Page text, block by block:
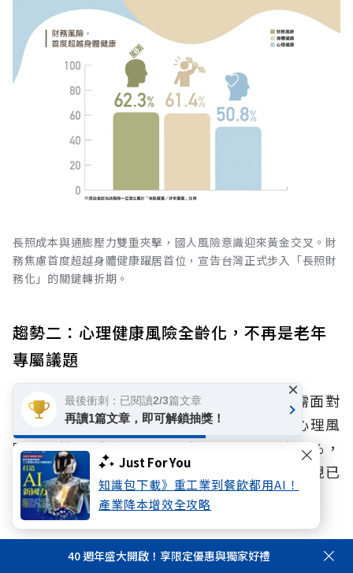
Just For You
知識包下載》重工業到餐飲都用AI！
產業降本增效全攻略
長照成本與通膨壓力雙重夾擊，國人風險意識迎來黃金交叉。財
務焦慮首度超越身體健康躍居首位，宣告台灣正式步入「長照財
務化」的關鍵轉折期。
趨勢二：心理健康風險全齡化，不再是老年
專屬議題
2021年調查中顯示，心理健康是年長者最需面對
的課題，但調查揭露，30至39歲族群認為心理風
險發生機率「有點高或非常高」的比例達24%，
高於50歲以上的各族群，顯示心理健康的重視已
成為各世代的共同意識。
趨勢三：扶養與照護責任成新核心壓力，三
40 週年盛大開啟！享限定優惠與獨家好禮
最後衝刺：已閱讀2/3篇文章
再讀1篇文章，即可解鎖抽獎！
×